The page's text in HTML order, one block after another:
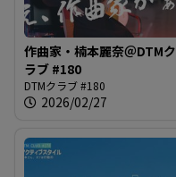
作曲家・楠本麗奈＠DTMク
ラブ #180
DTMクラブ #180
2026/02/27